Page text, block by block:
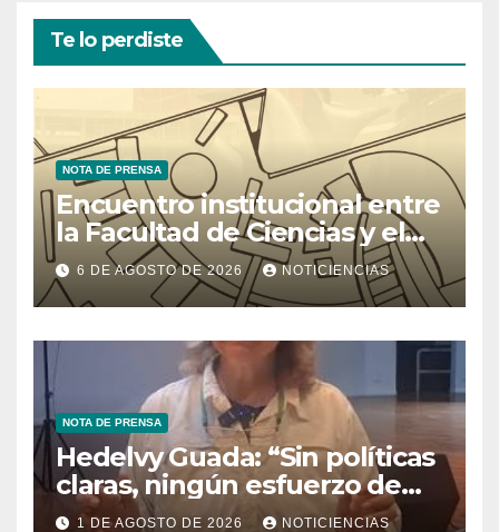
Te lo perdiste
NOTA DE PRENSA
Encuentro institucional entre
la Facultad de Ciencias y el
Ministerio de Ciencia y
Tecnología
6 DE AGOSTO DE 2026 NOTICIENCIAS
NOTA DE PRENSA
Hedelvy Guada: “Sin políticas
claras, ningún esfuerzo de
conservación rendirá frutos”
1 DE AGOSTO DE 2026 NOTICIENCIAS